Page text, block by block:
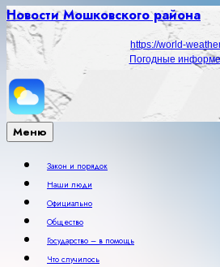
Новости Мошковского района
https://world-
Погодные
Меню
Закон и порядок
Наши люди
Официально
Общество
Государство – в помощь
Что случилось